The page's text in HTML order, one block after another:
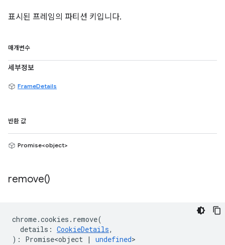
표시된 프레임의 파티션 키입니다.
매개변수
세부정보
FrameDetails
반환 값
Promise<object>
remove()
chrome.cookies . remove(
details : CookieDetails,
) : Promise<object | undefined>